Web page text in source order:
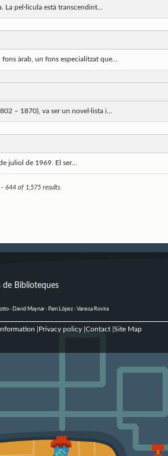
pel·lícula està transcendint...
àrab, un fons especialitzat que...
– 1870), va ser un novel·lista i...
juliol de 1969. El ser...
644 of 1,575 results.
de Biblioteques
· David Maynar · Pam López · Vanesa Rovira
Privacy policy| Contact| Site Map